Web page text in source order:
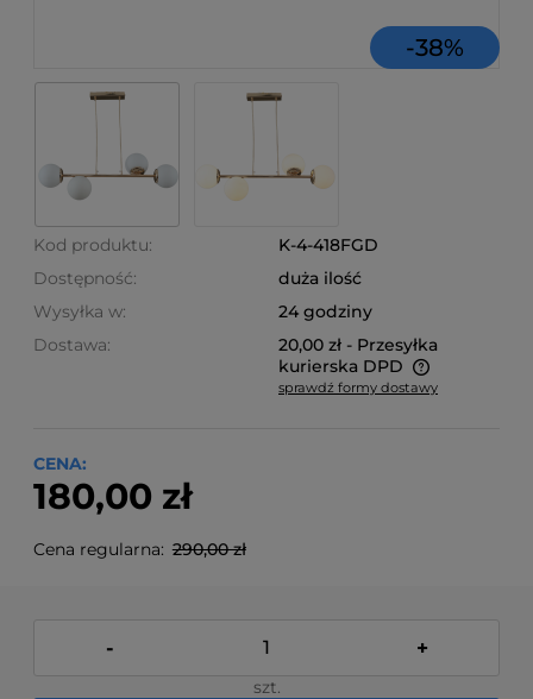
-38%
Kod produktu:
K-4-418FGD
Dostępność:
duża ilość
Wysyłka w:
24 godziny
Dostawa:
20,00 zł - Przesyłka
kurierska DPD
Cena nie zawiera ewentualnych kosztów płatności
sprawdź formy dostawy
CENA:
180,00 zł
Cena regularna: 290,00 zł
- +
szt.